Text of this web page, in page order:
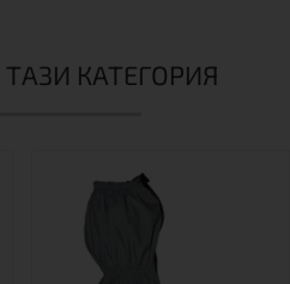
КАТЕГОРИЯ